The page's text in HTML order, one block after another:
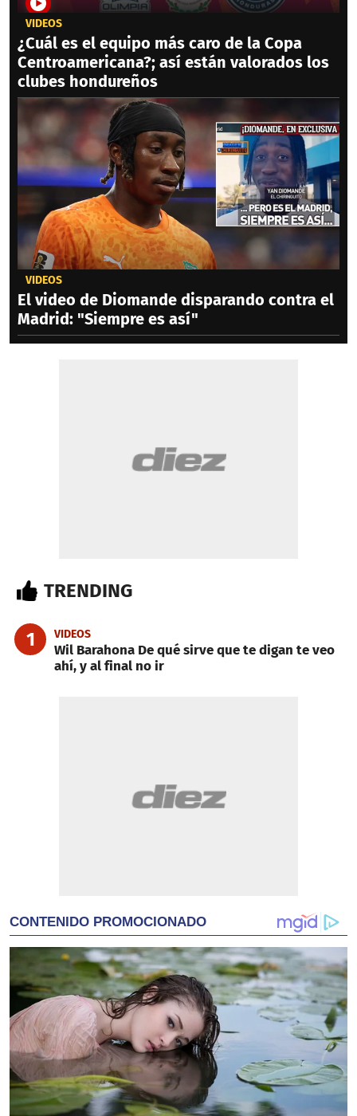
VIDEOS
¿Cuál es el equipo más caro de la Copa
Centroamericana?; así están valorados los
clubes hondureños
VIDEOS
El video de Diomande disparando contra el
Madrid: "Siempre es así"
TRENDING
1 VIDEOS
Wil Barahona De qué sirve que te digan te veo
ahí, y al final no ir